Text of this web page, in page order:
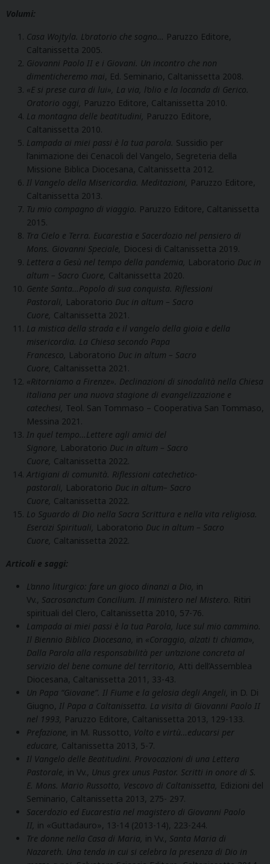
Volumi:
Casa Wojtyla. L’oratorio che sogno… Paruzzo Editore,
Caltanissetta 2005.
Giovanni Paolo II e i Giovani. Un incontro che non
dimenticheremo mai, Ed. Seminario, Caltanissetta 2008.
«E si prese cura di lui», La via, l’olio e la locanda di Gerico.
Oratorio oggi, Paruzzo Editore, Caltanissetta 2010.
La montagna delle beatitudini, Paruzzo Editore,
Caltanissetta 2010.
Lampada ai miei passi è la tua parola. Sussidio per
l’animazione dei Cenacoli del Vangelo, Segreteria della
Missione Biblica Diocesana, Caltanissetta 2012.
Il Vangelo della Misericordia. Meditazioni, Paruzzo Editore,
Caltanissetta 2013.
Tu mio compagno di viaggio. Paruzzo Editore, Caltanissetta
2015.
Tra Cielo e Terra. Eucarestia e Sacerdozio nel pensiero di
Mons. Giovanni Speciale, Diocesi di Caltanissetta 2019.
Lettera a Gesù nel tempo della pandemia, Laboratorio Duc in
altum – Sacro Cuore, Caltanissetta 2020.
Gente Santa…Popolo di sua conquista. Riflessioni
Pastorali, Laboratorio Duc in altum – Sacro
Cuore, Caltanissetta 2021.
La mistica della strada e il vangelo della gioia e della
misericordia. La Chiesa secondo Papa
Francesco, Laboratorio Duc in altum – Sacro
Cuore, Caltanissetta 2021.
«Ritorniamo a Firenze». Declinazioni di sinodalità nella Chiesa
italiana per una nuova stagione di evangelizzazione e
catechesi, Teol. San Tommaso – Cooperativa San Tommaso,
Messina 2021.
In quel tempo…Lettere agli amici del
Signore, Laboratorio Duc in altum – Sacro
Cuore, Caltanissetta 2022.
Artigiani di comunità. Riflessioni catechetico-
pastorali, Laboratorio Duc in altum– Sacro
Cuore, Caltanissetta 2022.
Lo Sguardo di Dio nella Sacra Scrittura e nella vita religiosa.
Esercizi Spirituali, Laboratorio Duc in altum – Sacro
Cuore, Caltanissetta 2022.
Articoli e saggi:
L’anno liturgico: fare un gioco dinanzi a Dio, in
Vv., Sacrosanctum Concilium. Il ministero nel Mistero. Ritiri
spirituali del Clero, Caltanissetta 2010, 57-76.
Lampada ai miei passi è la tua Parola, luce sul mio cammino.
Il Biennio Biblico Diocesano, in «Coraggio, alzati ti chiama»,
Dalla Parola alla responsabilità per un’azione concreta al
servizio del bene comune del territorio, Atti dell’Assemblea
Diocesana, Caltanissetta 2011, 33-43.
Un Papa “Giovane”. Il Fiume e la gelosia degli Angeli, in D. Di
Giugno, Il Papa a Caltanissetta. La visita di Giovanni Paolo II
nel 1993, Paruzzo Editore, Caltanissetta 2013, 129-133.
Prefazione, in M. Russotto, Volto e virtù…educarsi per
educare, Caltanissetta 2013, 5-7.
Il Vangelo delle Beatitudini. Provocazioni di una Lettera
Pastorale, in Vv., Unus grex unus Pastor. Scritti in onore di S.
E. Mons. Mario Russotto, Vescovo di Caltanissetta, Edizioni del
Seminario, Caltanissetta 2013, 275- 297.
Sacerdozio ed Eucarestia nel magistero di Giovanni Paolo
II, in «Guttadauro», 13-14 (2013-14), 223-244.
Tre donne nella Casa di Maria, in Vv., Santa Maria di
Nazareth. Una tenda in cui si celebra la presenza di Dio in